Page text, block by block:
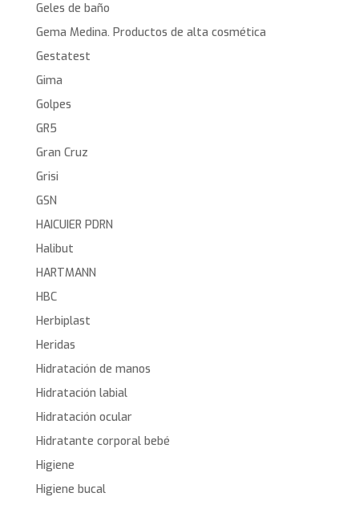
Geles de baño
Gema Medina. Productos de alta cosmética
Gestatest
Gima
Golpes
GR5
Gran Cruz
Grisi
GSN
HAICUIER PDRN
Halibut
HARTMANN
HBC
Herbiplast
Heridas
Hidratación de manos
Hidratación labial
Hidratación ocular
Hidratante corporal bebé
Higiene
Higiene bucal